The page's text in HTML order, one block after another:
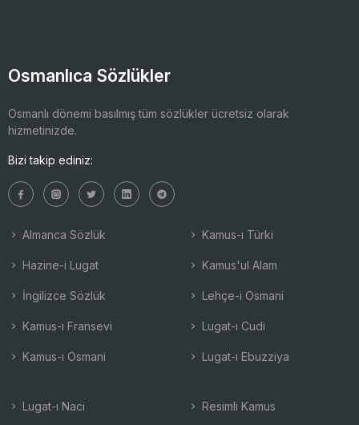
Osmanlıca Sözlükler
Osmanlı dönemi basılmış tüm sözlükler ücretsiz olarak
hizmetinizde.
Bizi takip ediniz:
Almanca Sözlük
Hazine-i Lugat
İngilizce Sözlük
Kamus-ı Fransevi
Kamus-ı Osmani
Kamus-ı Türki
Kamus'ul Alam
Lehçe-i Osmani
Lugat-ı Cudi
Lugat-ı Ebuzziya
Lugat-ı Naci Resimli Kamus